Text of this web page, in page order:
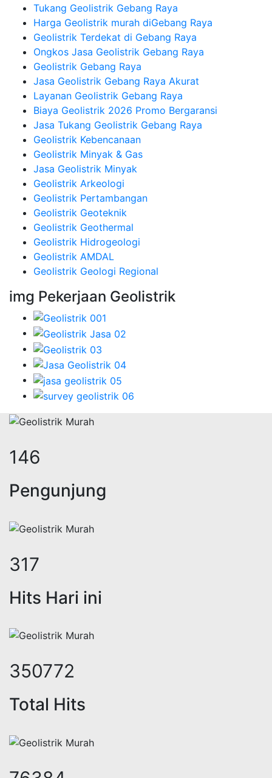
Tukang Geolistrik Gebang Raya
Harga Geolistrik murah diGebang Raya
Geolistrik Terdekat di Gebang Raya
Ongkos Jasa Geolistrik Gebang Raya
Geolistrik Gebang Raya
Jasa Geolistrik Gebang Raya Akurat
Layanan Geolistrik Gebang Raya
Biaya Geolistrik 2026 Promo Bergaransi
Jasa Tukang Geolistrik Gebang Raya
Geolistrik Kebencanaan
Geolistrik Minyak & Gas
Jasa Geolistrik Minyak
Geolistrik Arkeologi
Geolistrik Pertambangan
Geolistrik Geoteknik
Geolistrik Geothermal
Geolistrik Hidrogeologi
Geolistrik AMDAL
Geolistrik Geologi Regional
img Pekerjaan Geolistrik
184
Pengunjung
405
Hits Hari ini
447341
Total Hits